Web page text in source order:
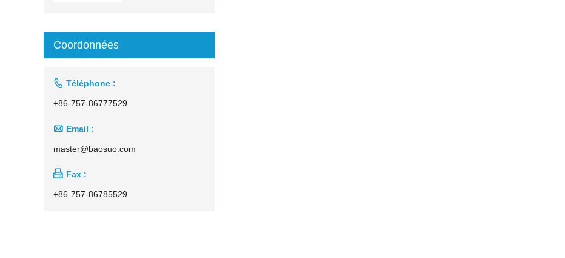
Coordonnées
 Téléphone :
+86-757-86777529
 Email :
master@baosuo.com
 Fax :
+86-757-86785529